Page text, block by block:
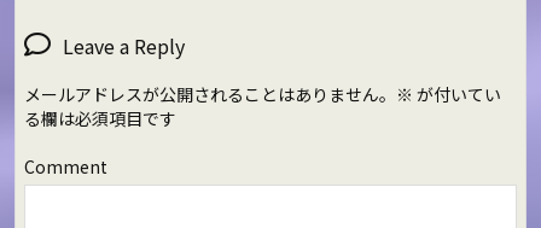
Leave a Reply
メールアドレスが公開されることはありません。 ※ が付いてい
る欄は必須項目です
Comment